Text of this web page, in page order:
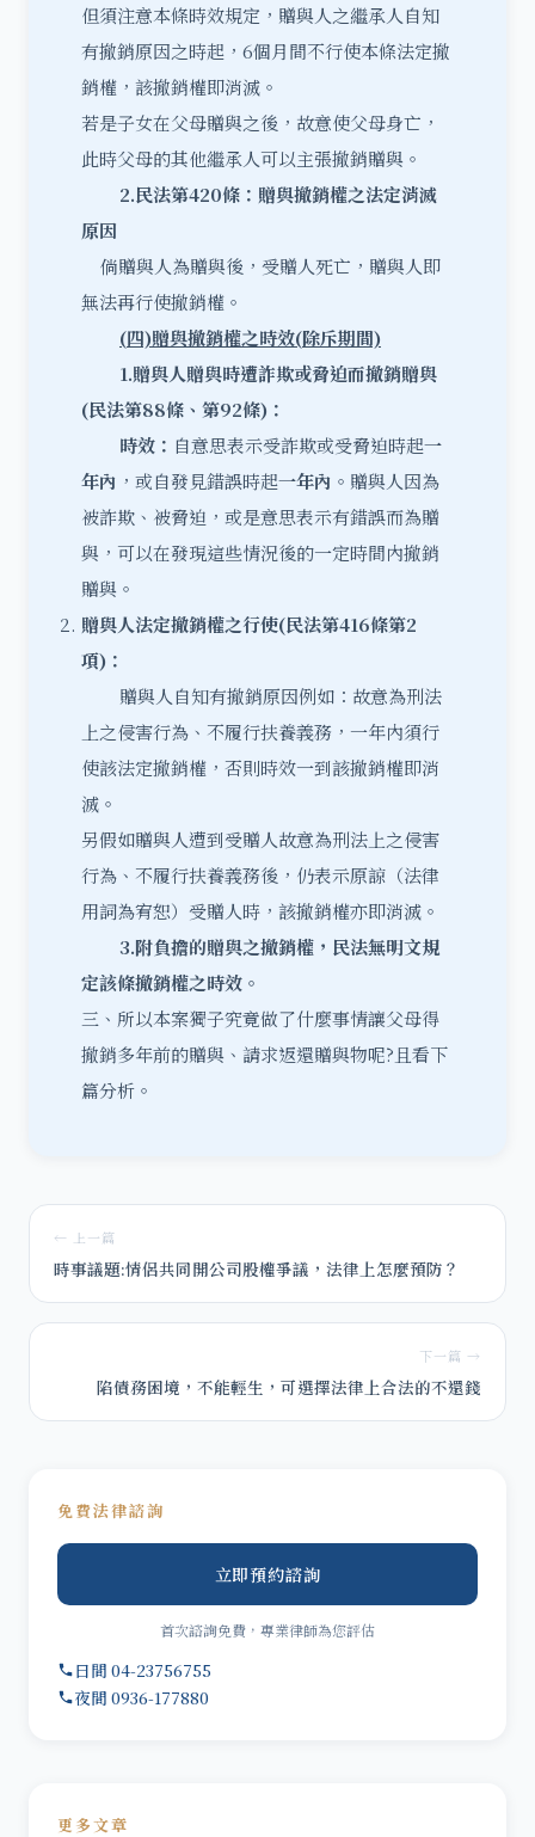
但須注意本條時效規定，贈與人之繼承人自知
有撤銷原因之時起，6個月間不行使本條法定撤
銷權，該撤銷權即消滅。
若是子女在父母贈與之後，故意使父母身亡，
此時父母的其他繼承人可以主張撤銷贈與。
2.民法第420條 ： 贈與撤銷權之法定消滅
原因
倘贈與人為贈與後，受贈人死亡，贈與人即
無法再行使撤銷權。
(四)贈與撤銷權之時效(除斥期間)
1.贈與人贈與時遭詐欺或脅迫而撤銷贈與
(民法第88條、第92條) ：
時效： 自意思表示受詐欺或受脅迫時起一
年內 ，或自發見錯誤時起一年內 。贈與人因為
被詐欺、被脅迫，或是意思表示有錯誤而為贈
與，可以在發現這些情況後的一定時間內撤銷
贈與。
贈與人法定撤銷權之行使(民法第416條第2
項) ：
贈與人自知有撤銷原因例如：故意為刑法
上之侵害行為、不履行扶養義務，一年內須行
使該法定撤銷權，否則時效一到該撤銷權即消
滅。
另假如贈與人遭到受贈人故意為刑法上之侵害
行為、不履行扶養義務後，仍表示原諒（法律
用詞為宥恕）受贈人時，該撤銷權亦即消滅。
3.附負擔的贈與之撤銷權，民法無明文規
定該條撤銷權之時效。
三、所以本案獨子究竟做了什麼事情讓父母得
撤銷多年前的贈與、請求返還贈與物呢?且看下
篇分析。
← 上一篇
時事議題:情侶共同開公司股權爭議，法律上怎麼預防？
下一篇 →
陷債務困境，不能輕生，可選擇法律上合法的不還錢
免費法律諮詢
立即預約諮詢
首次諮詢免費，專業律師為您評估
日間 04-23756755
夜間 0936-177880
更多文章